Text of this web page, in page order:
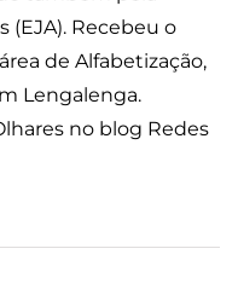
(EJA). Recebeu o
de Alfabetização,
Lengalenga.
no blog Redes